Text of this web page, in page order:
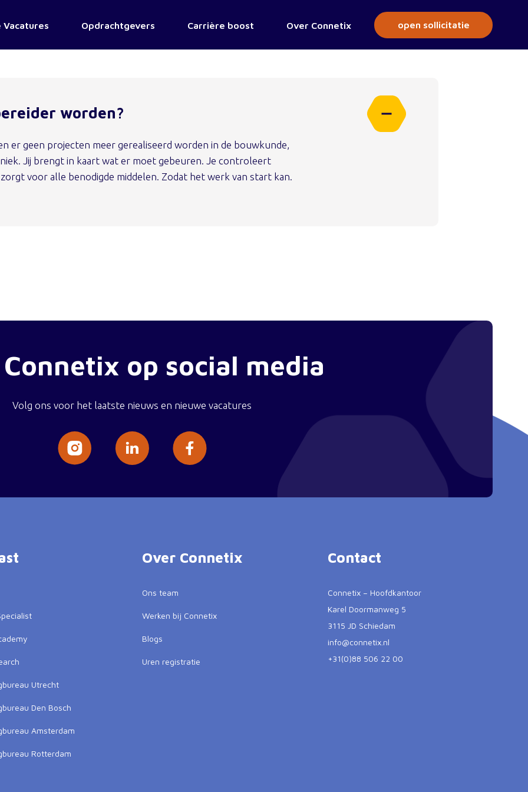
Vacatures Opdrachtgevers Carrière boost Over Connetix open sollicitatie
worden?
er geen projecten meer gerealiseerd worden in de bouwkunde,
Jij brengt in kaart wat er moet gebeuren. Je controleert
voor alle benodigde middelen. Zodat het werk van start kan.
op social media
Volg ons voor het laatste nieuws en nieuwe vacatures
Utrecht
Den Bosch
Amsterdam
Rotterdam
Over Connetix
Ons team
Werken bij Connetix
Blogs
Uren registratie
Contact
Connetix – Hoofdkantoor
Karel Doormanweg 5
3115 JD Schiedam
info@connetix.nl
+31(0)88 506 22 00